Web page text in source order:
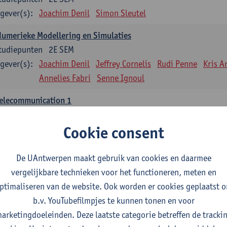
Joachim Denil Simon Sleutel
Modellering en Simulaties
2E SEM
Joachim Denil Jeffrey Cornelis Rudi Penne
Kris
Annelies Fabri
Senne Ignoul
1
Maarten Weyn Rafael Berkvens Rreze Halili
1E SEM
en beveiliging
1E SEM
Cookie consent
De UAntwerpen maakt gebruik van cookies en daarmee
vergelijkbare technieken voor het functioneren, meten en
van de website. Ook worden er cookies geplaatst
b.v. YouTubefilmpjes te kunnen tonen en voor
Deze laatste categorie betreffen de